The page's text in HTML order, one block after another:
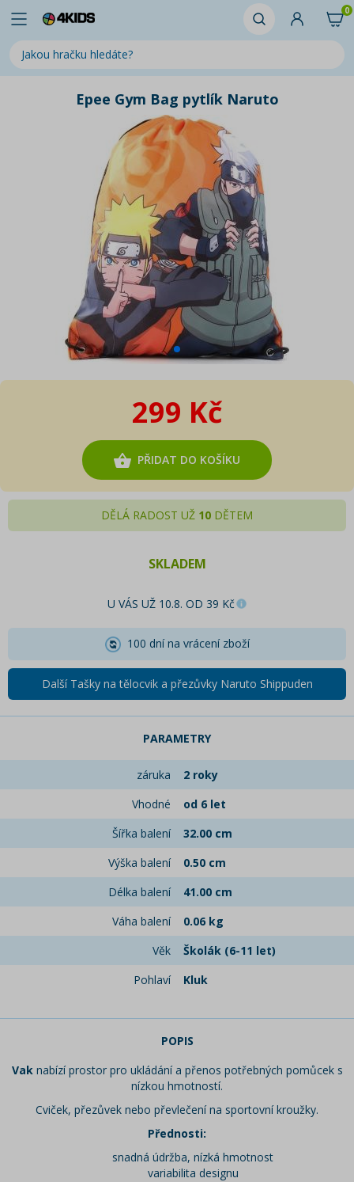
0
Epee Gym Bag pytlík Naruto
299 Kč
PŘIDAT DO KOŠÍKU
DĚLÁ RADOST UŽ 10 DĚTEM
SKLADEM
U VÁS UŽ 10.8. OD 39 Kč
100 dní na vrácení zboží
Další Tašky na tělocvik a přezůvky Naruto Shippuden
PARAMETRY
záruka
2 roky
Vhodné
od 6 let
Šířka balení
32.00 cm
Výška balení
0.50 cm
Délka balení
41.00 cm
Váha balení
0.06 kg
Věk
Školák (6-11 let)
Pohlaví
Kluk
POPIS
Vak nabízí prostor pro ukládání a přenos potřebných pomůcek s
nízkou hmotností.
Cviček, přezůvek nebo převlečení na sportovní kroužky.
Přednosti:
snadná údržba, nízká hmotnost
variabilita designu